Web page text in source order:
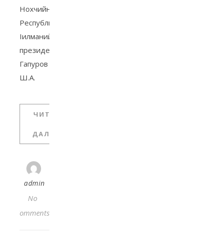
Нохчийн
Республикин
Iилманийн
президент
Гапуров
Ш.А.
ЧИТАТЬ
ДАЛЬШЕ
admin
No
Comments